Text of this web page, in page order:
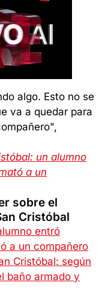
algo. Esto no se
va a quedar para
un alumno
a un
sobre el
Cristóbal
entró
a un compañero
Cristóbal: según
baño armado y